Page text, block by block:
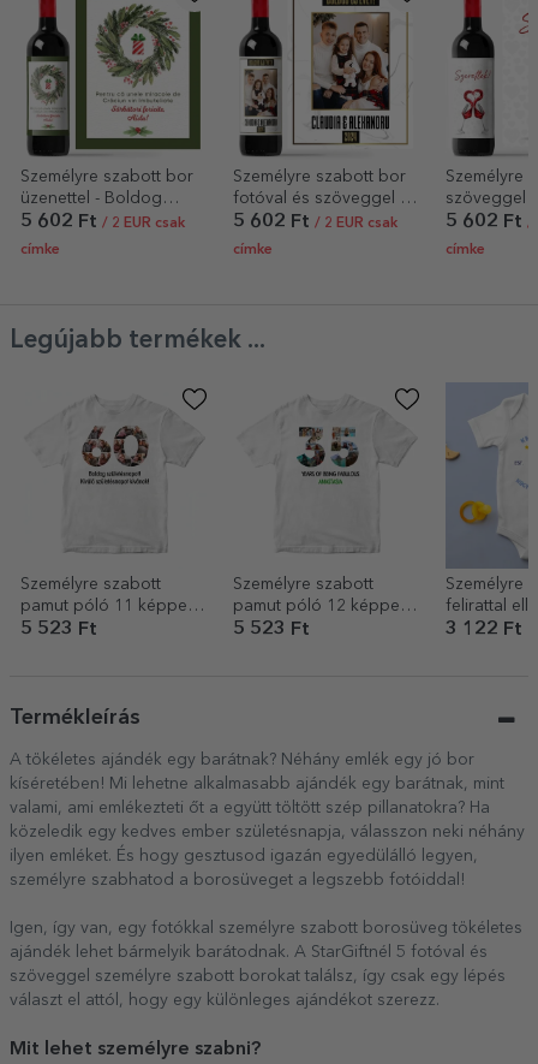
Személyre szabott bor
üzenettel - Boldog
ünnepeket!
5 602 Ft / 2 EUR csak
címke
Személyre szabott bor
fotóval és szöveggel -
Fehér Boldog új évet!
5 602 Ft / 2 EUR csak
címke
Személyre
szöveggel
5 602 Ft /
címke
Legújabb termékek ...
Személyre szabott
pamut póló 11 képpel
és üzenettel – 60 éves
5 523 Ft
Személyre szabott
pamut póló 12 képpel
és üzenettel – 35 éves
5 523 Ft
Személyre
felirattal
3 122 Ft
Termékleírás
A tökéletes ajándék egy barátnak? Néhány emlék egy jó bor
kíséretében! Mi lehetne alkalmasabb ajándék egy barátnak, mint
valami, ami emlékezteti őt a együtt töltött szép pillanatokra? Ha
közeledik egy kedves ember születésnapja, válasszon neki néhány
ilyen emléket. És hogy gesztusod igazán egyedülálló legyen,
személyre szabhatod a borosüveget a legszebb fotóiddal!
Igen, így van, egy fotókkal személyre szabott borosüveg tökéletes
ajándék lehet bármelyik barátodnak. A StarGiftnél 5 fotóval és
szöveggel személyre szabott borokat találsz, így csak egy lépés
választ el attól, hogy egy különleges ajándékot szerezz.
Mit lehet személyre szabni?